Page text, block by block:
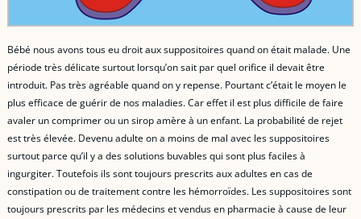
Bébé nous avons tous eu droit aux suppositoires quand on était malade. Une
période très délicate surtout lorsqu’on sait par quel orifice il devait être
introduit. Pas très agréable quand on y repense. Pourtant c’était le moyen le
plus efficace de guérir de nos maladies. Car effet il est plus difficile de faire
avaler un comprimer ou un sirop amère à un enfant. La probabilité de rejet
est très élevée. Devenu adulte on a moins de mal avec les suppositoires
surtout parce qu’il y a des solutions buvables qui sont plus faciles à
ingurgiter. Toutefois ils sont toujours prescrits aux adultes en cas de
constipation ou de traitement contre les hémorroïdes. Les suppositoires sont
toujours prescrits par les médecins et vendus en pharmacie à cause de leur